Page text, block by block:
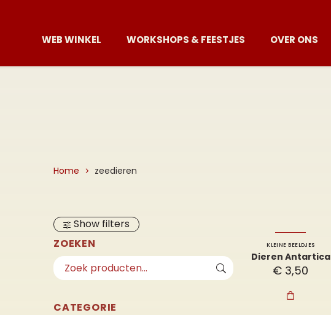
WEB WINKEL WORKSHOPS & FEESTJES OVER ONS
Home zeedieren
Show filters
ZOEKEN
CATEGORIE
KLEINE BEELDJES
Dieren Antartica
€ 3,50
